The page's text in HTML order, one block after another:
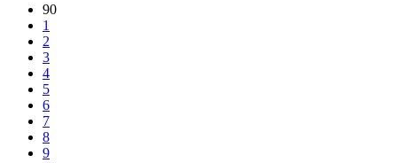
90
1
2
3
4
5
6
7
8
9